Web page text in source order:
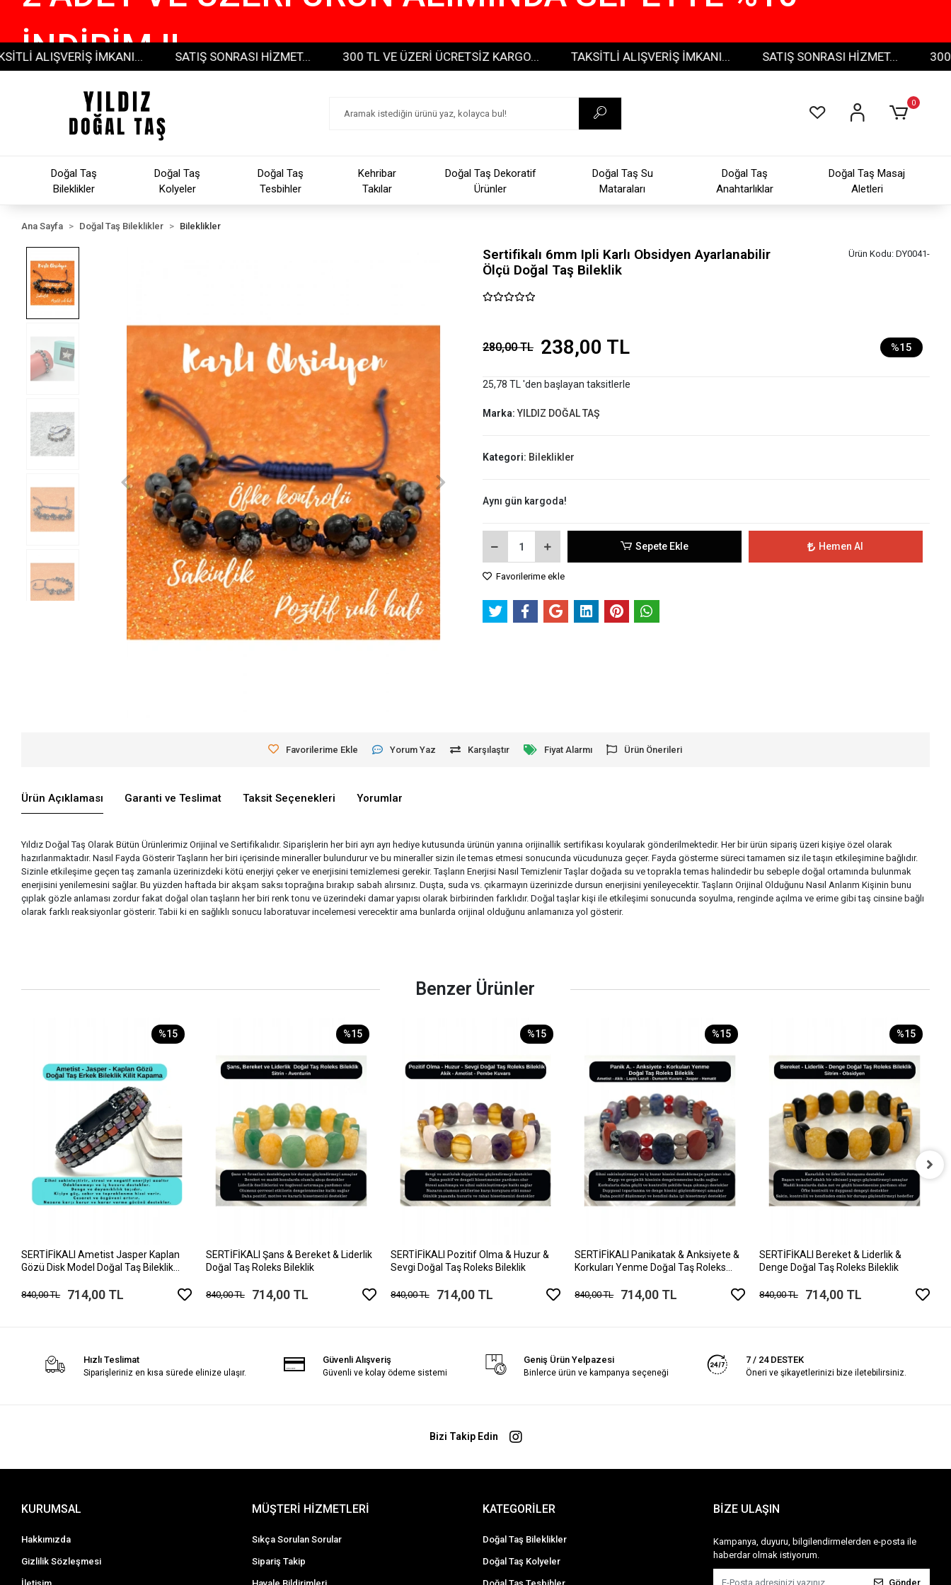
İNDİRİM !!
İMKANI... SATIŞ SONRASI HİZMET... 300 TL VE ÜZERİ ÜCRETSİZ KARGO... TAKSİTLİ ALIŞVERİŞ İMKANI... SATIŞ SONRASI HİZMET... 300 TL VE
0
Doğal Taş
Bileklikler
Doğal Taş
Kolyeler
Doğal Taş
Tesbihler
Kehribar
Takılar
Doğal Taş Dekoratif
Ürünler
Doğal Taş Su
Mataraları
Doğal Taş
Anahtarlıklar
Doğal Taş Masaj
Aletleri
Ana Sayfa Doğal Taş Bileklikler Bileklikler
Sertifikalı 6mm Ipli Karlı Obsidyen Ayarlanabilir
Ölçü Doğal Taş Bileklik
Ürün Kodu: DY0041-
280,00 TL 238,00 TL %15
25,78 TL 'den başlayan taksitlerle
Marka:YILDIZ DOĞAL TAŞ
Kategori: Bileklikler
Aynı gün kargoda!
Sepete Ekle Hemen Al
Favorilerime ekle
Favorilerime Ekle Yorum Yaz Karşılaştır Fiyat Alarmı Ürün Önerileri
Ürün Açıklaması Garanti ve Teslimat Taksit Seçenekleri Yorumlar
Yıldız Doğal Taş Olarak Bütün Ürünlerimiz Orijinal ve Sertifikalıdır. Siparişlerin her biri ayrı ayrı hediye kutusunda ürünün yanına orijinallik sertifikası koyularak gönderilmektedir. Her bir ürün sipariş üzeri kişiye özel olarak
hazırlanmaktadır. Nasıl Fayda Gösterir Taşların her biri içerisinde mineraller bulundurur ve bu mineraller sizin ile temas etmesi sonucunda vücudunuza geçer. Fayda gösterme süreci tamamen siz ile taşın etkileşimine bağlıdır.
Sizinle etkileşime geçen taş zamanla üzerinizdeki kötü enerjiyi çeker ve enerjisini temizlemesi gerekir. Taşların Enerjisi Nasıl Temizlenir Taşlar doğada su ve toprakla temas halindedir bu sebeple doğal ortamında bulunmak
enerjisini yenilemesini sağlar. Bu yüzden haftada bir akşam saksı toprağına bırakıp sabah alırsınız. Duşta, suda vs. çıkarmayın üzerinizde dursun enerjisini yenileyecektir. Taşların Orijinal Olduğunu Nasıl Anlarım Kişinin bunu
çıplak gözle anlaması zordur fakat doğal olan taşların her biri renk tonu ve üzerindeki damar yapısı olarak birbirinden farklıdır. Doğal taşlar kişi ile etkileşimi sonucunda soyulma, renginde açılma ve erime gibi taş cinsine bağlı
olarak farklı reaksiyonlar gösterir. Tabii ki en sağlıklı sonucu laboratuvar incelemesi verecektir ama bunlarda orijinal olduğunu anlamanıza yol gösterir.
Benzer Ürünler
%15
SERTİFİKALI Ametist Jasper Kaplan
Gözü Disk Model Doğal Taş Bileklik
840,00 TL 714,00 TL
%15
SERTİFİKALI Şans & Bereket & Liderlik
Doğal Taş Roleks Bileklik
840,00 TL 714,00 TL
%15
SERTİFİKALI Pozitif Olma & Huzur &
Sevgi Doğal Taş Roleks Bileklik
840,00 TL 714,00 TL
%15
SERTİFİKALI Panikatak & Anksiyete &
Korkuları Yenme Doğal Taş Roleks
840,00 TL 714,00 TL
%15
SERTİFİKALI Bereket & Liderlik &
Denge Doğal Taş Roleks Bileklik
840,00 TL 714,00 TL
Hızlı Teslimat
Siparişleriniz en kısa sürede elinize ulaşır.
Güvenli Alışveriş
Güvenli ve kolay ödeme sistemi
Geniş Ürün Yelpazesi
Binlerce ürün ve kampanya seçeneği
7 / 24 DESTEK
Öneri ve şikayetlerinizi bize iletebilirsiniz.
Bizi Takip Edin
KURUMSAL
Hakkımızda
Gizlilik Sözleşmesi
MÜŞTERİ HİZMETLERİ
Sıkça Sorulan Sorular
Sipariş Takip
KATEGORİLER
Doğal Taş Bileklikler
Doğal Taş Kolyeler
BİZE ULAŞIN
Kampanya, duyuru, bilgilendirmelerden e-posta ile
haberdar olmak istiyorum.
Gönder